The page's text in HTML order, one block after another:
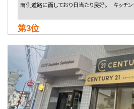
南側道路に面しており日当たり良好。 キッチ
第3位
開放感のある角地区画。車３台並列駐車可能
第4位